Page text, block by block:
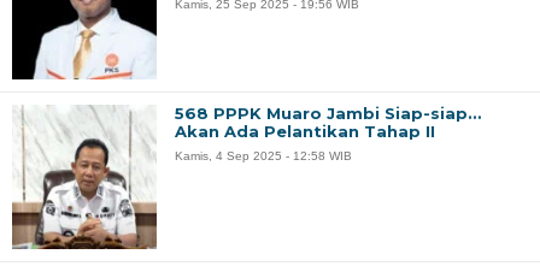
Kamis, 25 Sep 2025 - 19:56 WIB
568 PPPK Muaro Jambi Siap-siap…
Akan Ada Pelantikan Tahap II
Kamis, 4 Sep 2025 - 12:58 WIB